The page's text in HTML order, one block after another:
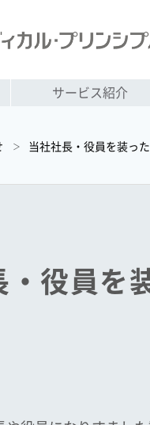
サービス紹介
＞ 当社社長・役員を装っ
・役員を